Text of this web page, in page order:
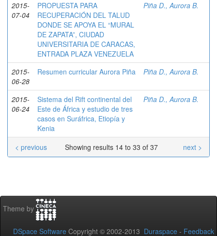
2015-
07-04
PROPUESTA PARA
RECUPERACIÓN DEL TALUD
DONDE SE APOYA EL “MURAL
DE ZAPATA”, CIUDAD
UNIVERSITARIA DE CARACAS,
ENTRADA PLAZA VENEZUELA
Piña D., Aurora B.
2015-
06-28
Resumen curricular Aurora Piña Piña D., Aurora B.
2015-
06-24
Sistema del Rift continental del
Este de África y estudio de tres
casos en Suráfrica, Etiopía y
Kenia
Piña D., Aurora B.
Showing results 14 to 33 of 37
< previous next >
Theme by
DSpace Software Copyright © 2002-2013 Duraspace - Feedback